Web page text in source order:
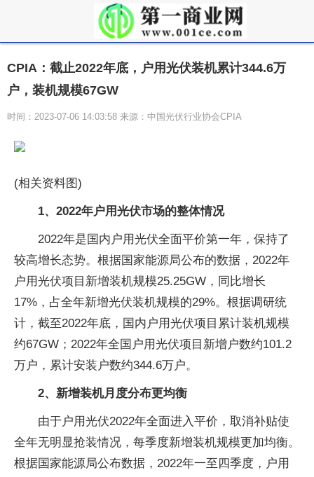
CPIA：截止2022年底，户用光伏装机累计344.6万
户，装机规模67GW
时间：2023-07-06 14:03:58 来源：中国光伏行业协会CPIA
(相关资料图)
1、2022年户用光伏市场的整体情况
2022年是国内户用光伏全面平价第一年，保持了
较高增长态势。根据国家能源局公布的数据，2022年
户用光伏项目新增装机规模25.25GW，同比增长
17%，占全年新增光伏装机规模的29%。根据调研统
计，截至2022年底，国内户用光伏项目累计装机规模
约67GW；2022年全国户用光伏项目新增户数约101.2
万户，累计安装户数约344.6万户。
2、新增装机月度分布更均衡
由于户用光伏2022年全面进入平价，取消补贴使
全年无明显抢装情况，每季度新增装机规模更加均衡。
根据国家能源局公布数据，2022年一至四季度，户用